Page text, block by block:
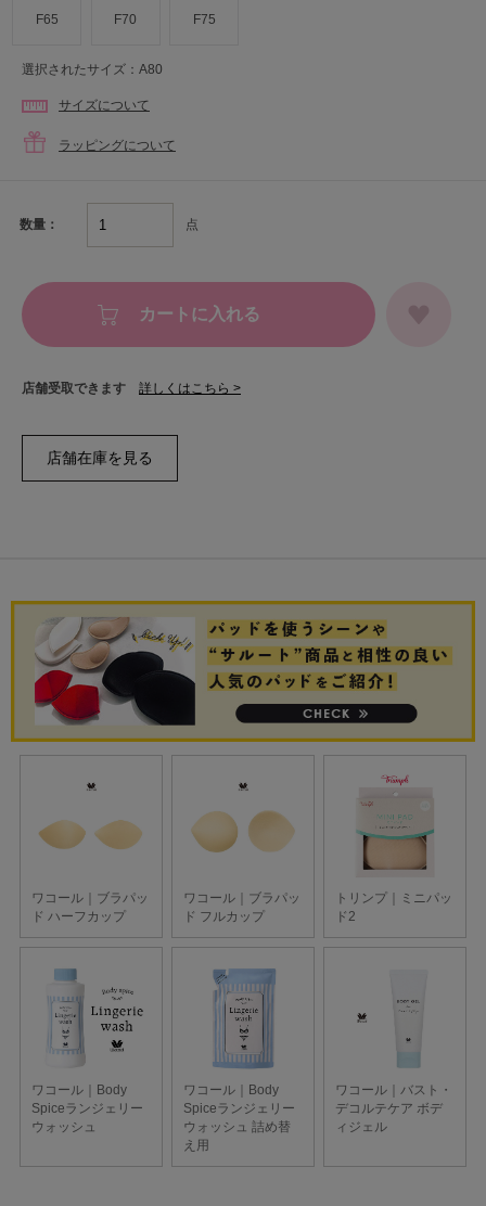
F65 F70 F75
選択されたサイズ：A80
サイズについて
ラッピングについて
数量： 点
カートに入れる
店舗受取できます 詳しくはこちら >